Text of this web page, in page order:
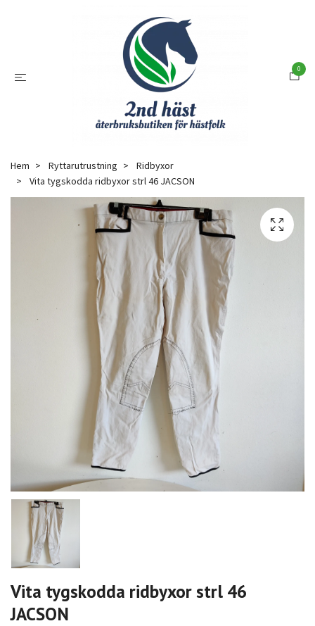
0
Hem Ryttarutrustning
Ridbyxor
Vita tygskodda ridbyxor strl 46 JACSON
Vita tygskodda ridbyxor strl 46
JACSON